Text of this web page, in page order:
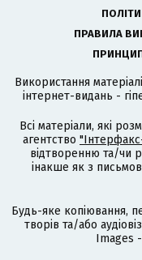
ПРАВИЛА
Використання
інтернет-видань -
Всі матеріали, які
агентство
відтворенню та/чи
інакше як з
Будь-яке копіювання,
творів та/або
Images